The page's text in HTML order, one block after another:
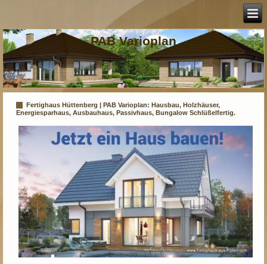
PAB Varioplan
Fertighaus Hüttenberg | PAB Varioplan: Hausbau, Holzhäuser,
Energiesparhaus, Ausbauhaus, Passivhaus, Bungalow Schlüßelfertig.